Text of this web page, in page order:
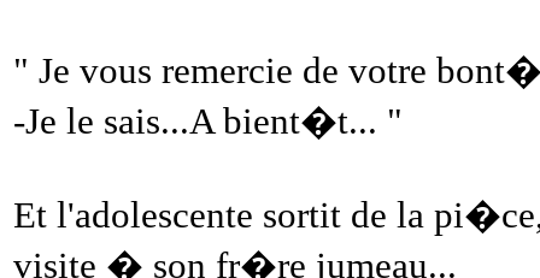
" Je vous remercie de votre
-Je le sais...A bient�t... "
Et l'adolescente sortit de la
visite � son fr�re jumeau...